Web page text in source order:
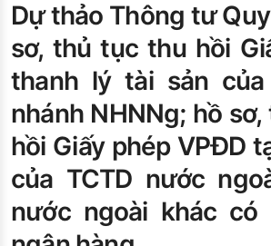
Đào tạo ISO
Dự thảo Thông tư
sơ, thủ tục thu hồi
thanh lý tài sản của
nhánh NHNNg; hồ
hồi Giấy phép VPĐD
của TCTD nước
nước ngoài khác có